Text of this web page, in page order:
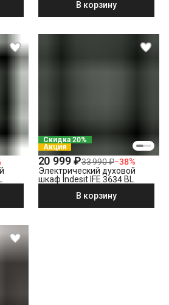
В корзину
Скидка 20%
Акция
20 999 ₽33 990 ₽−38%
Электрический духовой
шкаф Indesit IFE 3634 BL
В корзину